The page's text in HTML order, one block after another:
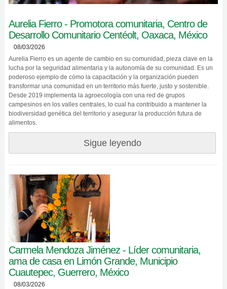
Aurelia Fierro - Promotora comunitaria, Centro de
Desarrollo Comunitario Centéolt, Oaxaca, México
08/03/2026
Aurelia Fierro es un agente de cambio en su comunidad, pieza clave en la
lucha por la seguridad alimentaria y la autonomía de su comunidad. Es un
poderoso ejemplo de cómo la capacitación y la organización pueden
transformar una comunidad en un territorio más fuerte, justo y sostenible.
Desde 2019 implementa la agroecología con una red de grupos
campesinos en los valles centrales, lo cual ha contribuido a mantener la
biodiversidad genética del territorio y asegurar la producción futura de
alimentos.
Sigue leyendo
Carmela Mendoza Jiménez - Líder comunitaria,
ama de casa en Limón Grande, Municipio
Cuautepec, Guerrero, México
08/03/2026